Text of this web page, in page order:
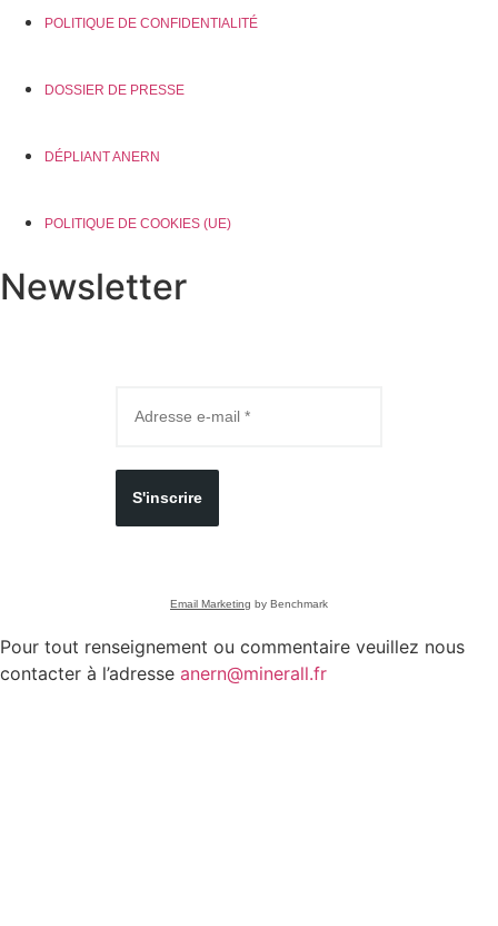
POLITIQUE DE CONFIDENTIALITÉ
DOSSIER DE PRESSE
DÉPLIANT ANERN
POLITIQUE DE COOKIES (UE)
Newsletter
S'inscrire
Email Marketing by Benchmark
Pour tout renseignement ou commentaire veuillez nous
contacter à l’adresse anern@minerall.fr